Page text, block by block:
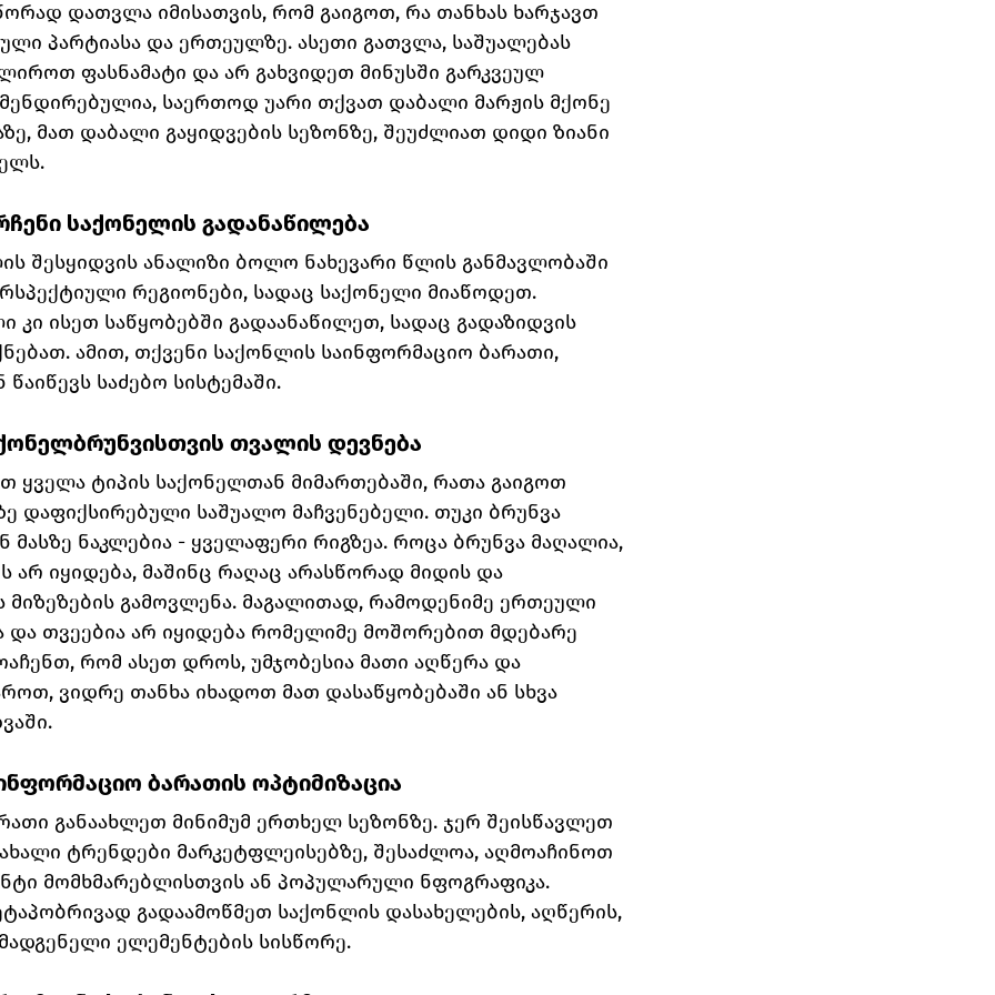
დათვლა იმისათვის, რომ გაიგოთ, რა თანხას ხარჯავთ
პარტიასა და ერთეულზე. ასეთი გათვლა, საშუალებას
ფასნამატი და არ გახვიდეთ მინუსში გარკვეულ
საერთოდ უარი თქვათ დაბალი მარჟის მქონე
მათ დაბალი გაყიდვების სეზონზე, შეუძლიათ დიდი ზიანი
საქონელის გადანაწილება
შესყიდვის ანალიზი ბოლო ნახევარი წლის განმავლობაში
რეგიონები, სადაც საქონელი მიაწოდეთ.
კი ისეთ საწყობებში გადაანაწილეთ, სადაც გადაზიდვის
ამით, თქვენი საქონლის საინფორმაციო ბარათი,
საძებო სისტემაში.
თვალის დევნება
ყველა ტიპის საქონელთან მიმართებაში, რათა გაიგოთ
დაფიქსირებული საშუალო მაჩვენებელი. თუკი ბრუნვა
ნაკლებია - ყველაფერი რიგზეა. როცა ბრუნვა მაღალია,
არ იყიდება, მაშინც რაღაც არასწორად მიდის და
მიზეზების გამოვლენა. მაგალითად, რამოდენიმე ერთეული
და თვეებია არ იყიდება რომელიმე მოშორებით მდებარე
რომ ასეთ დროს, უმჯობესია მათი აღწერა და
ვიდრე თანხა იხადოთ მათ დასაწყობებაში ან სხვა
ბარათის ოპტიმიზაცია
განაახლეთ მინიმუმ ერთხელ სეზონზე. ჯერ შეისწავლეთ
ტრენდები მარკეტფლეისებზე, შესაძლოა, აღმოაჩინოთ
მომხმარებლისთვის ან პოპულარული ნფოგრაფიკა.
გადაამოწმეთ საქონლის დასახელების, აღწერის,
ელემენტების სისწორე.